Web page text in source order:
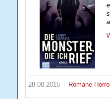
28.08.2015 Romane